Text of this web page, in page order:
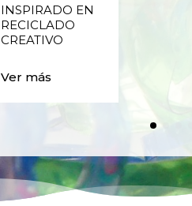
INSPIRADO EN
RECICLADO
CREATIVO
Ver más